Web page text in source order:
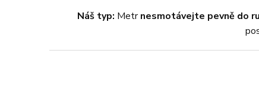
Náš typ: Metrnesmotávejte pevně do